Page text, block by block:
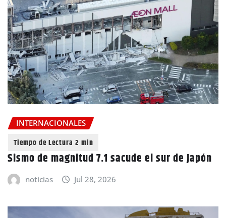
INTERNACIONALES
Sismo de magnitud 7.1 sacude el sur de Japón
noticias Jul 28, 2026